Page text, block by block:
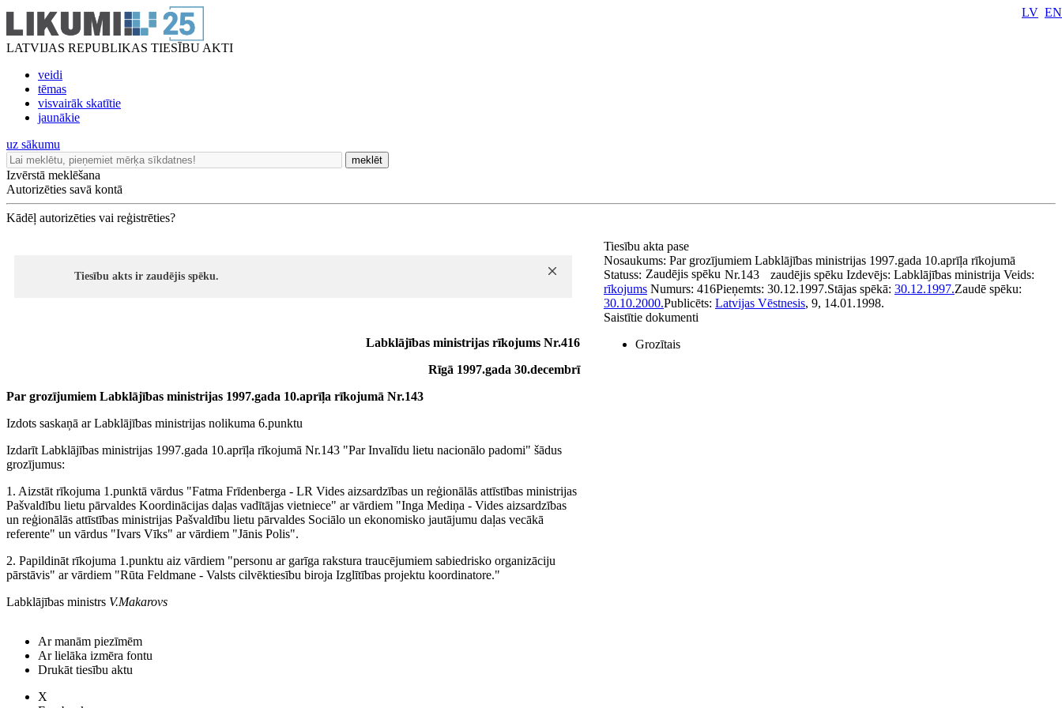
LATVIJAS REPUBLIKAS TIESĪBU AKTI
veidi
tēmas
visvairāk skatītie
jaunākie
LV EN
uz sākumu
meklēt
Izvērstā meklēšana
Autorizēties savā kontā
Kādēļ autorizēties vai reģistrēties?
Tiesību akts ir zaudējis spēku.
Labklājības ministrijas rīkojums Nr.416
Rīgā 1997.gada 30.decembrī
Par grozījumiem Labklājības ministrijas 1997.gada 10.aprīļa rīkojumā Nr.143
Izdots saskaņā ar Labklājības ministrijas nolikuma 6.punktu
Izdarīt Labklājības ministrijas 1997.gada 10.aprīļa rīkojumā Nr.143 "Par Invalīdu lietu nacionālo padomi" šādus
grozījumus:
1. Aizstāt rīkojuma 1.punktā vārdus "Fatma Frīdenberga - LR Vides aizsardzības un reģionālās attīstības ministrijas
Pašvaldību lietu pārvaldes Koordinācijas daļas vadītājas vietniece" ar vārdiem "Inga Mediņa - Vides aizsardzības
un reģionālās attīstības ministrijas Pašvaldību lietu pārvaldes Sociālo un ekonomisko jautājumu daļas vecākā
referente" un vārdus "Ivars Vīks" ar vārdiem "Jānis Polis".
2. Papildināt rīkojuma 1.punktu aiz vārdiem "personu ar garīga rakstura traucējumiem sabiedrisko organizāciju
pārstāvis" ar vārdiem "Rūta Feldmane - Valsts cilvēktiesību biroja Izglītības projektu koordinatore."
Labklājības ministrs V.Makarovs
Tiesību akta pase
Nosaukums: Par grozījumiem Labklājības ministrijas 1997.gada 10.aprīļa rīkojumā
Nr.143
Statuss: Zaudējis spēku zaudējis spēku Izdevējs: Labklājības ministrija Veids:
rīkojums Numurs: 416Pieņemts: 30.12.1997.Stājas spēkā: 30.12.1997.Zaudē spēku:
30.10.2000.Publicēts: Latvijas Vēstnesis, 9, 14.01.1998.
Saistītie dokumenti
Grozītais
Ar manām piezīmēm
Ar lielāka izmēra fontu
Drukāt tiesību aktu
X